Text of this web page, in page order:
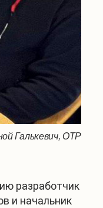
Галькевич, ОТР
разработчик
и начальник